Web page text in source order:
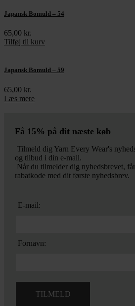
Japansk Bomuld – 54
65,00 kr.
Tilføj til kurv
Japansk Bomuld – 59
65,00 kr.
Læs mere
Få 15% på dit næste køb
Tilmeld dig Yarn Every Wear's
og tilbud i din e-mail.
Når du tilmelder dig nyhedsbrevet,
rabatkode med dit første nyhedsbrev.
E-mail:
Fornavn: